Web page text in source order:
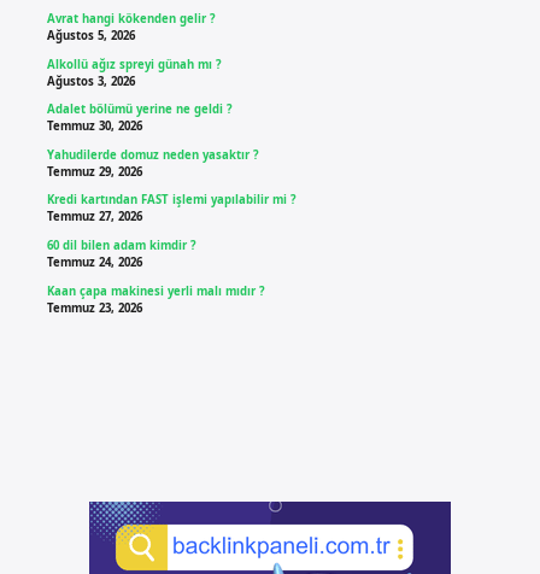
Avrat hangi kökenden gelir ?
Ağustos 5, 2026
Alkollü ağız spreyi günah mı ?
Ağustos 3, 2026
Adalet bölümü yerine ne geldi ?
Temmuz 30, 2026
Yahudilerde domuz neden yasaktır ?
Temmuz 29, 2026
Kredi kartından FAST işlemi yapılabilir mi ?
Temmuz 27, 2026
60 dil bilen adam kimdir ?
Temmuz 24, 2026
Kaan çapa makinesi yerli malı mıdır ?
Temmuz 23, 2026